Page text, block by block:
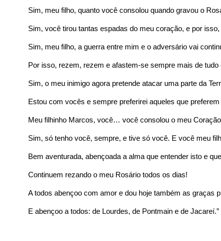
Sim, meu filho, quanto você consolou quando gravou o
Sim, você tirou tantas espadas do meu coração, e por
Sim, meu filho, a guerra entre mim e o adversário vai
Por isso, rezem, rezem e afastem-se sempre mais de
Sim, o meu inimigo agora pretende atacar uma parte da
Estou com vocês e sempre preferirei aqueles que
Meu filhinho Marcos, você… você consolou o meu
Sim, só tenho você, sempre, e tive só você. E você meu
Bem aventurada, abençoada a alma que entender isto e
Continuem rezando o meu Rosário todos os dias!
A todos abençoo com amor e dou hoje também as graças
E abençoo a todos: de Lourdes, de Pontmain e de Jacareí.”